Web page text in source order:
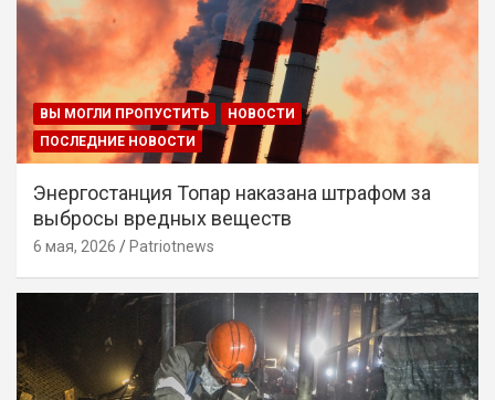
ВЫ МОГЛИ ПРОПУСТИТЬ
НОВОСТИ
ПОСЛЕДНИЕ НОВОСТИ
Энергостанция Топар наказана штрафом за
выбросы вредных веществ
6 мая, 2026 Patriotnews